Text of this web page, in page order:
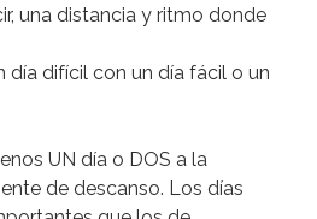
una distancia y ritmo donde
día difícil con un día fácil o un
UN día o DOS a la
de descanso. Los días